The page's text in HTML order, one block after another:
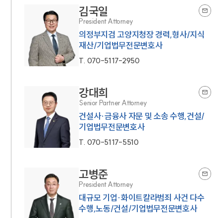
김국일
President Attorney
의정부지검 고양지청장 경력,형사/지식
재산/기업법무전문변호사
T. 070-5117-2950
강대희
Senior Partner Attorney
건설사·금융사 자문 및 소송 수행,건설/
기업법무전문변호사
T. 070-5117-5510
고병준
President Attorney
대규모 기업·화이트칼라범죄 사건 다수
수행,노동/건설/기업법무전문변호사